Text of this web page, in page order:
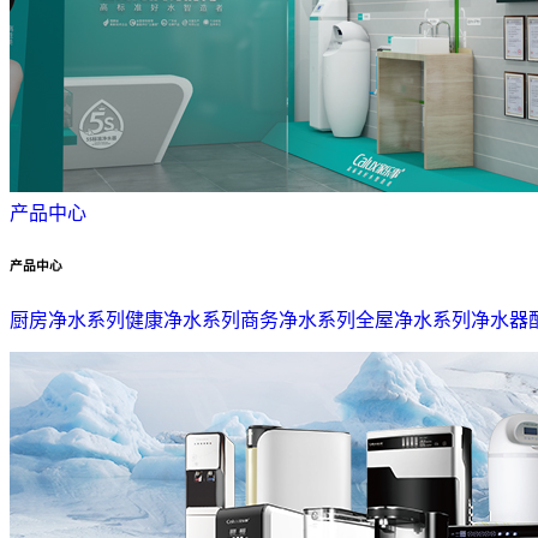
产品中心
产品中心
厨房净水系列 健康净水系列 商务净水系列 全屋净水系列 净水器